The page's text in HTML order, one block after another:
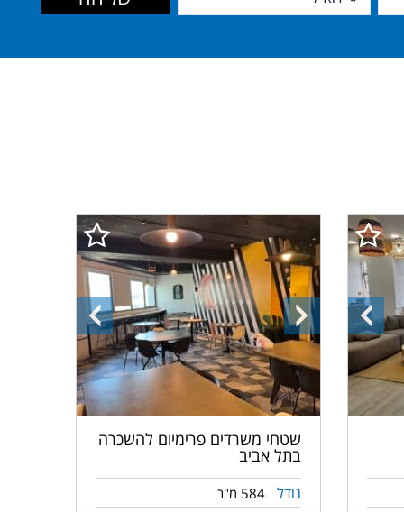
התמונה
הקודמת
התמונה
הקודמת
התמונה
הבאה
שטחי משרדים פרימיום להשכרה
בתל אביב
גודל 584 מ"ר